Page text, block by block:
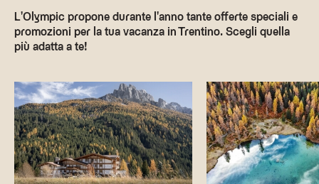
L'Olympic propone durante l'anno tante offerte speciali e
promozioni per la tua vacanza in Trentino. Scegli quella
più adatta a te!